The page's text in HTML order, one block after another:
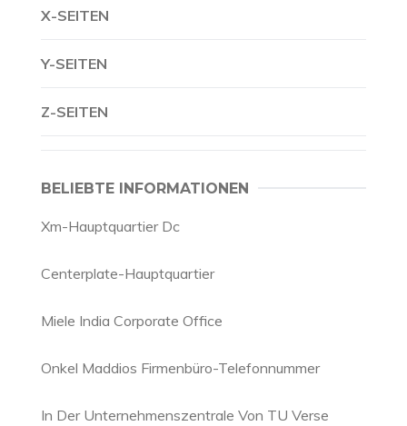
X-SEITEN
Y-SEITEN
Z-SEITEN
BELIEBTE INFORMATIONEN
Xm-Hauptquartier Dc
Centerplate-Hauptquartier
Miele India Corporate Office
Onkel Maddios Firmenbüro-Telefonnummer
In Der Unternehmenszentrale Von TU Verse